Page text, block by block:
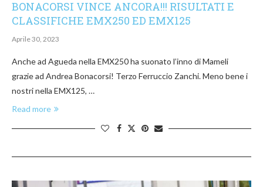
BONACORSI VINCE ANCORA!!! RISULTATI E
CLASSIFICHE EMX250 ED EMX125
Aprile 30, 2023
Anche ad Agueda nella EMX250 ha suonato l’inno di Mameli
grazie ad Andrea Bonacorsi! Terzo Ferruccio Zanchi. Meno bene i
nostri nella EMX125, …
Read more